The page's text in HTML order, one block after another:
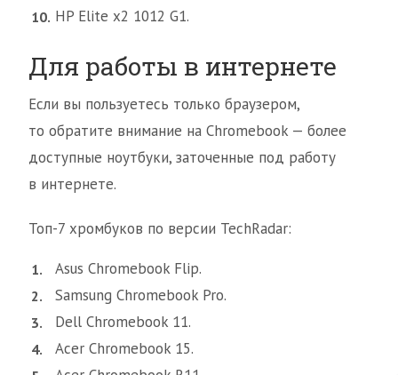
HP Elite x2 1012 G1.
Для работы в интернете
Если вы пользуетесь только браузером,
то обратите внимание на Chromebook — более
доступные ноутбуки, заточенные под работу
в интернете.
Топ-7 хромбуков по версии TechRadar:
Asus Chromebook Flip.
Samsung Chromebook Pro.
Dell Chromebook 11.
Acer Chromebook 15.